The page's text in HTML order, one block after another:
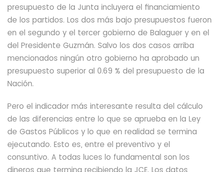
presupuesto de la Junta incluyera el financiamiento
de los partidos. Los dos más bajo presupuestos fueron
en el segundo y el tercer gobierno de Balaguer y en el
del Presidente Guzmán. Salvo los dos casos arriba
mencionados ningún otro gobierno ha aprobado un
presupuesto superior al 0.69 % del presupuesto de la
Nación.
Pero el indicador más interesante resulta del cálculo
de las diferencias entre lo que se aprueba en la Ley
de Gastos Públicos y lo que en realidad se termina
ejecutando. Esto es, entre el preventivo y el
consuntivo. A todas luces lo fundamental son los
dineros que termina recibiendo la JCE. Los datos